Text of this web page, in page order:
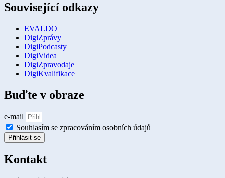
Související odkazy
EVALDO
DigiZprávy
DigiPodcasty
DigiVidea
DigiZpravodaje
DigiKvalifikace
Buďte v obraze
e-mail
Souhlasím se zpracováním osobních údajů
Přihlásit se
Kontakt